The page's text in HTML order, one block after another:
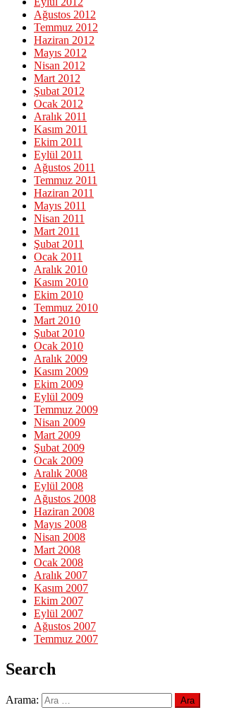
Ağustos 2012
Temmuz 2012
Haziran 2012
Mayıs 2012
Nisan 2012
Mart 2012
Şubat 2012
Ocak 2012
Aralık 2011
Kasım 2011
Ekim 2011
Eylül 2011
Ağustos 2011
Temmuz 2011
Haziran 2011
Mayıs 2011
Nisan 2011
Mart 2011
Şubat 2011
Ocak 2011
Aralık 2010
Kasım 2010
Ekim 2010
Temmuz 2010
Mart 2010
Şubat 2010
Ocak 2010
Aralık 2009
Kasım 2009
Ekim 2009
Eylül 2009
Temmuz 2009
Nisan 2009
Mart 2009
Şubat 2009
Ocak 2009
Aralık 2008
Eylül 2008
Ağustos 2008
Haziran 2008
Mayıs 2008
Nisan 2008
Mart 2008
Ocak 2008
Aralık 2007
Kasım 2007
Ekim 2007
Eylül 2007
Ağustos 2007
Temmuz 2007
Search
Arama: